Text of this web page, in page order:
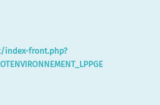
index-front.php?